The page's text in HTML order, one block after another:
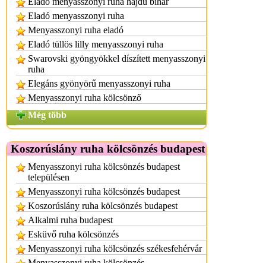
Eladó menyasszonyi ruha
Menyasszonyi ruha eladó
Eladó tüllös lilly menyasszonyi ruha
Swarovski gyöngyökkel díszített menyasszonyi
ruha
Elegáns gyönyörű menyasszonyi ruha
Menyasszonyi ruha kölcsönző
Még több
Koszorúslány ruha kölcsönzés budapest
Menyasszonyi ruha kölcsönzés budapest
településen
Menyasszonyi ruha kölcsönzés budapest
Koszorúslány ruha kölcsönzés budapest
Alkalmi ruha budapest
Esküvő ruha kölcsönzés
Menyasszonyi ruha kölcsönzés székesfehérvár